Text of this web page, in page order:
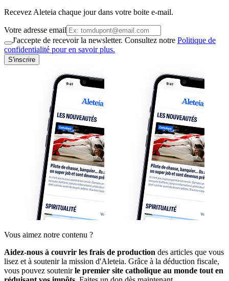
Recevez Aleteia chaque jour dans votre boite e-mail.
Votre adresse email
J'accepte de recevoir la newsletter. Consultez notre Politique de
confidentialité pour en savoir plus.
S'inscrire
Vous aimez notre contenu ?
Aidez-nous à couvrir les frais de production des articles que vous
lisez et à soutenir la mission d'Aleteia. Grâce à la déduction fiscale,
vous pouvez soutenirle premier site catholique au monde tout en